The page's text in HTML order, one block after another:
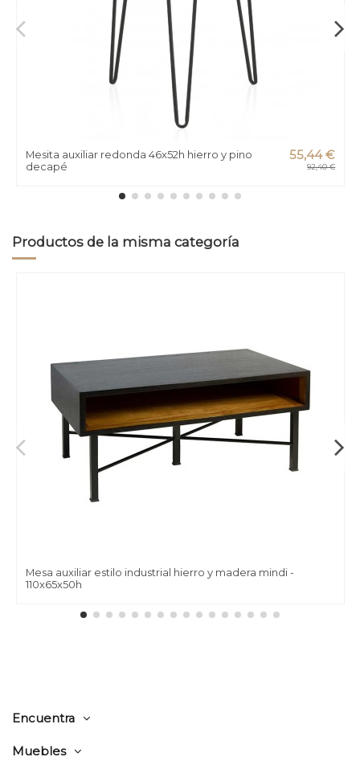
Mesita auxiliar redonda 46x52h hierro y pino
decapé
55,44 €
92,40 €
Productos de la misma categoría
Mesa auxiliar estilo industrial hierro y madera mindi -
110x65x50h
Encuentra
Muebles